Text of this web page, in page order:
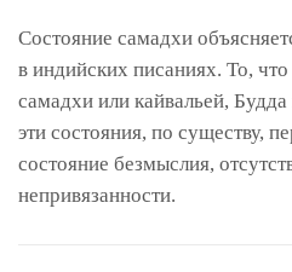
Состояние самадхи
в индийских писаниях. То,
самадхи или кайвальей,
эти состояния, по существу,
состояние безмыслия,
непривязанности.